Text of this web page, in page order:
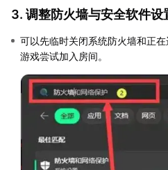
3. 调整防火墙与安全软件设
可以先临时关闭系统防火墙和正
游戏尝试加入房间。